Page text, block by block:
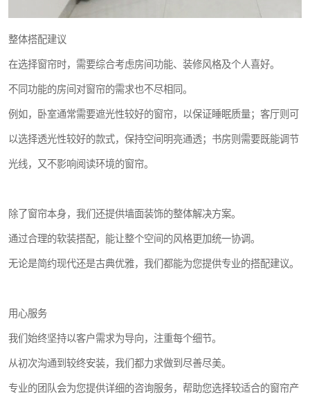
整体搭配建议
在选择窗帘时，需要综合考虑房间功能、装修风格及个人喜好。
不同功能的房间对窗帘的需求也不尽相同。
例如，卧室通常需要遮光性较好的窗帘，以保证睡眠质量；客厅则可
以选择透光性较好的款式，保持空间明亮通透；书房则需要既能调节
光线，又不影响阅读环境的窗帘。
除了窗帘本身，我们还提供墙面装饰的整体解决方案。
通过合理的软装搭配，能让整个空间的风格更加统一协调。
无论是简约现代还是古典优雅，我们都能为您提供专业的搭配建议。
用心服务
我们始终坚持以客户需求为导向，注重每个细节。
从初次沟通到较终安装，我们都力求做到尽善尽美。
专业的团队会为您提供详细的咨询服务，帮助您选择较适合的窗帘产